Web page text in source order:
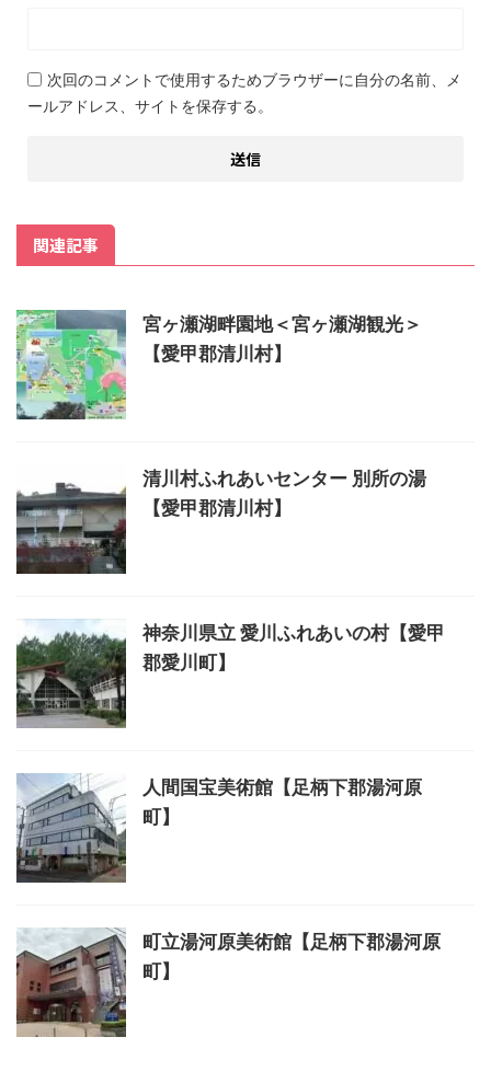
次回のコメントで使用するためブラウザーに自分の名前、メ
ールアドレス、サイトを保存する。
関連記事
宮ヶ瀬湖畔園地＜宮ヶ瀬湖観光＞
【愛甲郡清川村】
清川村ふれあいセンター 別所の湯
【愛甲郡清川村】
神奈川県立 愛川ふれあいの村【愛甲
郡愛川町】
人間国宝美術館【足柄下郡湯河原
町】
町立湯河原美術館【足柄下郡湯河原
町】